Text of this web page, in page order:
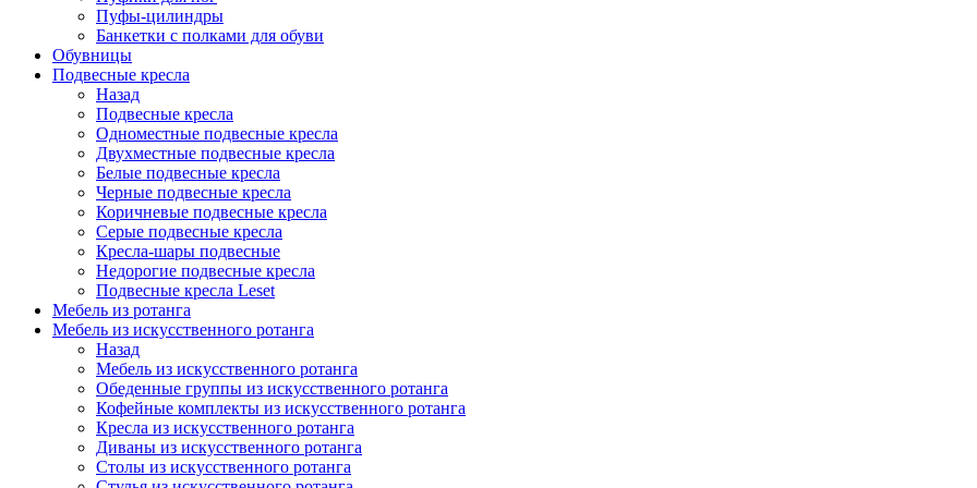
Пуфы-цилиндры
Банкетки с полками для обуви
Обувницы
Подвесные кресла
Назад
Подвесные кресла
Одноместные подвесные кресла
Двухместные подвесные кресла
Белые подвесные кресла
Черные подвесные кресла
Коричневые подвесные кресла
Серые подвесные кресла
Кресла-шары подвесные
Недорогие подвесные кресла
Подвесные кресла Leset
Мебель из ротанга
Мебель из искусственного ротанга
Назад
Мебель из искусственного ротанга
Обеденные группы из искусственного ротанга
Кофейные комплекты из искусственного ротанга
Кресла из искусственного ротанга
Диваны из искусственного ротанга
Столы из искусственного ротанга